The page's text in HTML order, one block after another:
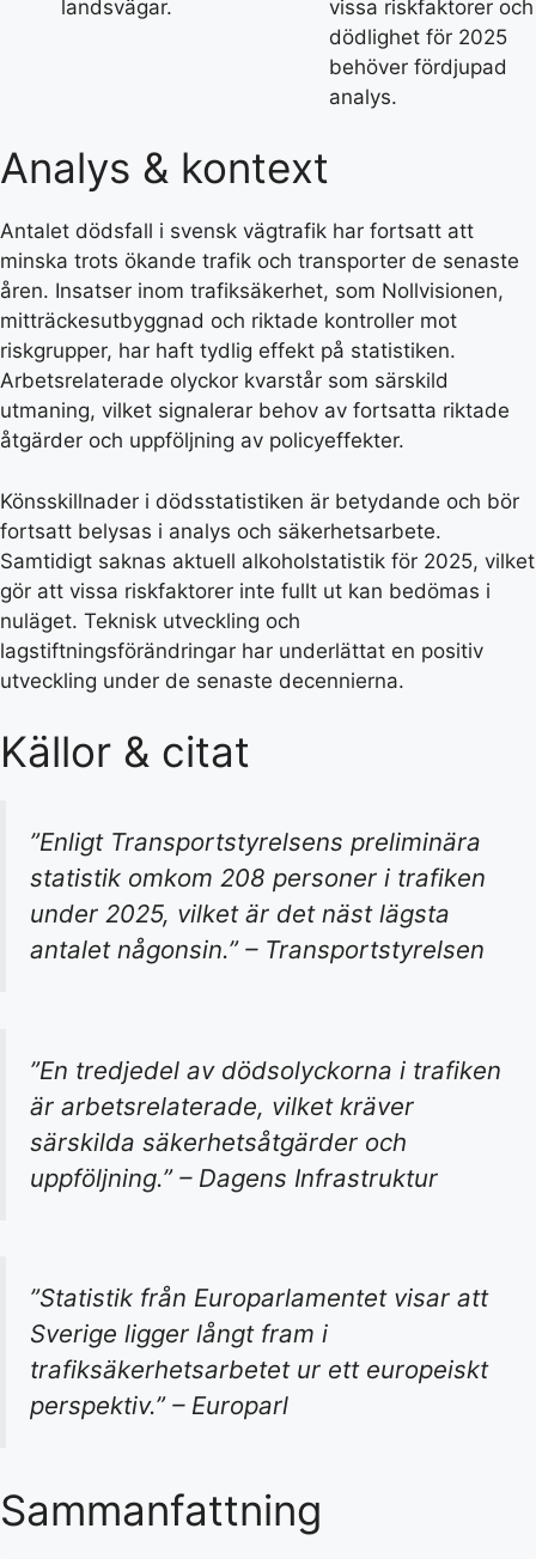
landsvägar.
vissa riskfaktorer och
dödlighet för 2025
behöver fördjupad
analys.
Analys & kontext
Antalet dödsfall i svensk vägtrafik har fortsatt att
minska trots ökande trafik och transporter de senaste
åren. Insatser inom trafiksäkerhet, som Nollvisionen,
mitträckesutbyggnad och riktade kontroller mot
riskgrupper, har haft tydlig effekt på statistiken.
Arbetsrelaterade olyckor kvarstår som särskild
utmaning, vilket signalerar behov av fortsatta riktade
åtgärder och uppföljning av policyeffekter.
Könsskillnader i dödsstatistiken är betydande och bör
fortsatt belysas i analys och säkerhetsarbete.
Samtidigt saknas aktuell alkoholstatistik för 2025, vilket
gör att vissa riskfaktorer inte fullt ut kan bedömas i
nuläget. Teknisk utveckling och
lagstiftningsförändringar har underlättat en positiv
utveckling under de senaste decennierna.
Källor & citat
”Enligt Transportstyrelsens preliminära
statistik omkom 208 personer i trafiken
under 2025, vilket är det näst lägsta
antalet någonsin.” – Transportstyrelsen
”En tredjedel av dödsolyckorna i trafiken
är arbetsrelaterade, vilket kräver
särskilda säkerhetsåtgärder och
uppföljning.” – Dagens Infrastruktur
”Statistik från Europarlamentet visar att
Sverige ligger långt fram i
trafiksäkerhetsarbetet ur ett europeiskt
perspektiv.” – Europarl
Sammanfattning